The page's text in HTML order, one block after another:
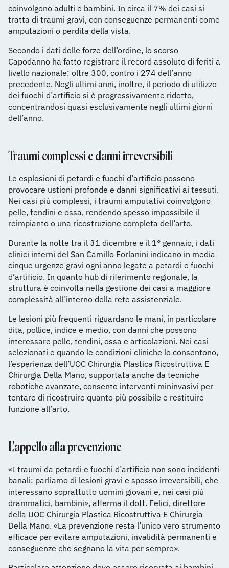
coinvolgono adulti e bambini. In circa il 7% dei casi si
tratta di traumi gravi, con conseguenze permanenti come
amputazioni o perdita della vista.
Secondo i dati delle forze dell’ordine, lo scorso
Capodanno ha fatto registrare il record assoluto di feriti a
livello nazionale: oltre 300, contro i 274 dell’anno
precedente. Negli ultimi anni, inoltre, il periodo di utilizzo
dei fuochi d’artificio si è progressivamente ridotto,
concentrandosi quasi esclusivamente negli ultimi giorni
dell’anno.
Traumi complessi e danni irreversibili
Le esplosioni di petardi e fuochi d’artificio possono
provocare ustioni profonde e danni significativi ai tessuti.
Nei casi più complessi, i traumi amputativi coinvolgono
pelle, tendini e ossa, rendendo spesso impossibile il
reimpianto o una ricostruzione completa dell’arto.
Durante la notte tra il 31 dicembre e il 1° gennaio, i dati
clinici interni del San Camillo Forlanini indicano in media
cinque urgenze gravi ogni anno legate a petardi e fuochi
d’artificio. In quanto hub di riferimento regionale, la
struttura è coinvolta nella gestione dei casi a maggiore
complessità all’interno della rete assistenziale.
Le lesioni più frequenti riguardano le mani, in particolare
dita, pollice, indice e medio, con danni che possono
interessare pelle, tendini, ossa e articolazioni. Nei casi
selezionati e quando le condizioni cliniche lo consentono,
l’esperienza dell’UOC Chirurgia Plastica Ricostruttiva E
Chirurgia Della Mano, supportata anche da tecniche
robotiche avanzate, consente interventi mininvasivi per
tentare di ricostruire quanto più possibile e restituire
funzione all’arto.
L’appello alla prevenzione
«I traumi da petardi e fuochi d’artificio non sono incidenti
banali: parliamo di lesioni gravi e spesso irreversibili, che
interessano soprattutto uomini giovani e, nei casi più
drammatici, bambini», afferma il dott. Felici, direttore
della UOC Chirurgia Plastica Ricostruttiva E Chirurgia
Della Mano. «La prevenzione resta l’unico vero strumento
efficace per evitare amputazioni, invalidità permanenti e
conseguenze che segnano la vita per sempre».